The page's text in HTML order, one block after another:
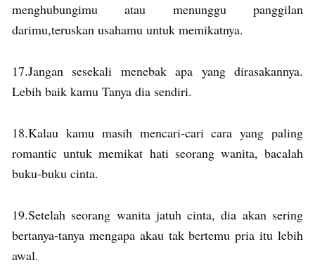
menghubungimu atau menunggu panggilan
darimu,teruskan usahamu untuk memikatnya.
17.Jangan sesekali menebak apa yang dirasakannya.
Lebih baik kamu Tanya dia sendiri.
18.Kalau kamu masih mencari-cari cara yang paling
romantic untuk memikat hati seorang wanita, bacalah
buku-buku cinta.
19.Setelah seorang wanita jatuh cinta, dia akan sering
bertanya-tanya mengapa akau tak bertemu pria itu lebih
awal.